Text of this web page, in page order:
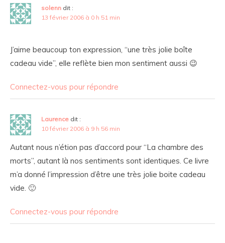
solenn dit :
13 février 2006 à 0 h 51 min
J’aime beaucoup ton expression, “une très jolie boîte
cadeau vide”, elle reflète bien mon sentiment aussi 😉
Connectez-vous pour répondre
Laurence dit :
10 février 2006 à 9 h 56 min
Autant nous n’étion pas d’accord pour “La chambre des
morts”, autant là nos sentiments sont identiques. Ce livre
m’a donné l’impression d’être une très jolie boite cadeau
vide. 🙂
Connectez-vous pour répondre